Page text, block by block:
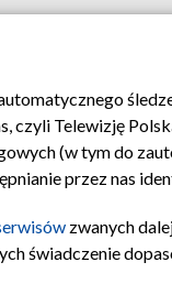
zgody Pomoc
Telewizję
(w tym do
przez nas
zwanych